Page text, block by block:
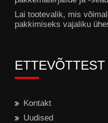
Lai tootevalik, mis
pakkimiseks vajaliku
ETTEVÕTTEST
Kontakt
Uudised